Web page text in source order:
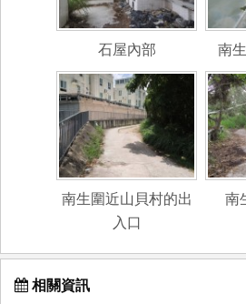
石屋內部 南
南生圍近山貝村的出
入口
南
相關資訊